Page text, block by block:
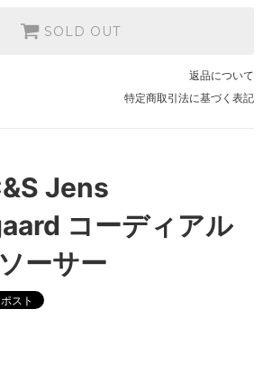
SOLD OUT
返品について
特定商取引法に基づく表記
Jens
コーディアル
ーサー